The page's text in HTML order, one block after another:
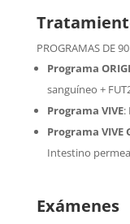
PROGRAMAS DE
Programa
sanguíneo +
Programa VIVE:
Programa VIVE
Intestino
Exámenes